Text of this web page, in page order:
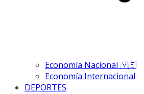
Economía Nacional 🇻🇪
Economía Internacional
DEPORTES